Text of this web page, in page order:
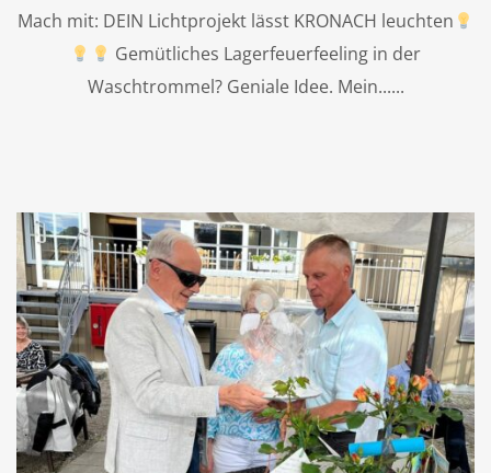
Mach mit: DEIN Lichtprojekt lässt KRONACH leuchten
Gemütliches Lagerfeuerfeeling in der
Waschtrommel? Geniale Idee. Mein...